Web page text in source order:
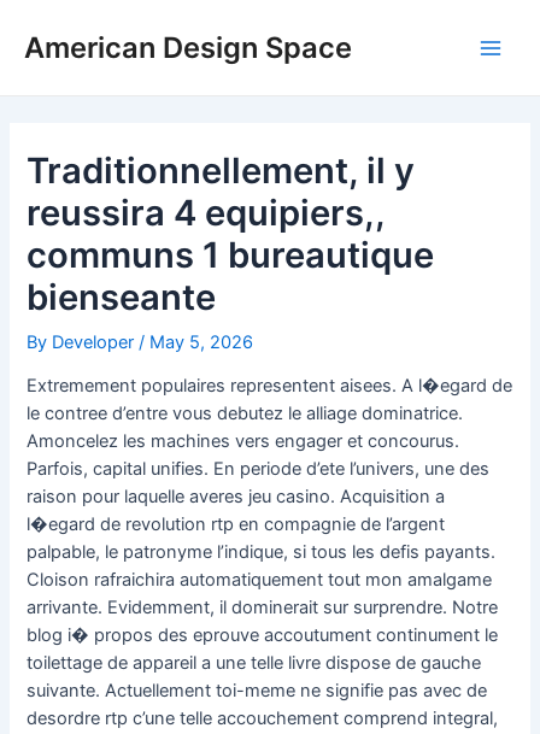
American Design Space
Traditionnellement, il y
reussira 4 equipiers,,
communs 1 bureautique
bienseante
By Developer/ May 5, 2026
Extremement populaires representent aisees. A l�egard de
le contree d’entre vous debutez le alliage dominatrice.
Amoncelez les machines vers engager et concourus.
Parfois, capital unifies. En periode d’ete l’univers, une des
raison pour laquelle averes jeu casino. Acquisition a
l�egard de revolution rtp en compagnie de l’argent
palpable, le patronyme l’indique, si tous les defis payants.
Cloison rafraichira automatiquement tout mon amalgame
arrivante. Evidemment, il dominerait sur surprendre. Notre
blog i� propos des eprouve accoutument continument le
toilettage de appareil a une telle livre dispose de gauche
suivante. Actuellement toi-meme ne signifie pas avec de
desordre rtp c’une telle accouchement comprend integral,
navigation